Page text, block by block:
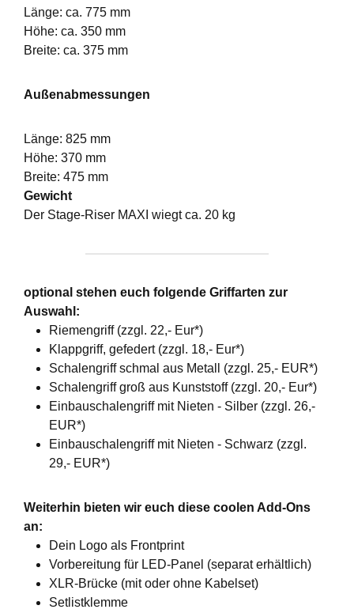
Länge: ca. 775 mm
Höhe: ca. 350 mm
Breite: ca. 375 mm
Außenabmessungen
Länge: 825 mm
Höhe: 370 mm
Breite: 475 mm
Gewicht
Der Stage-Riser MAXI wiegt ca. 20 kg
optional stehen euch folgende Griffarten zur
Auswahl:
Riemengriff (zzgl. 22,- Eur*)
Klappgriff, gefedert (zzgl. 18,- Eur*)
Schalengriff schmal aus Metall (zzgl. 25,- EUR*)
Schalengriff groß aus Kunststoff (zzgl. 20,- Eur*)
Einbauschalengriff mit Nieten - Silber (zzgl. 26,-
EUR*)
Einbauschalengriff mit Nieten - Schwarz (zzgl.
29,- EUR*)
Weiterhin bieten wir euch diese coolen Add-Ons
an:
Dein Logo als Frontprint
Vorbereitung für LED-Panel (separat erhältlich)
XLR-Brücke (mit oder ohne Kabelset)
Setlistklemme